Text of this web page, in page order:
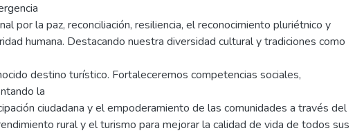
por la paz, reconciliación, resiliencia, el reconocimiento pluriétnico y
humana. Destacando nuestra diversidad cultural y tradiciones como
destino turístico. Fortaleceremos competencias sociales,
la
ciudadana y el empoderamiento de las comunidades a través del
rural y el turismo para mejorar la calidad de vida de todos sus